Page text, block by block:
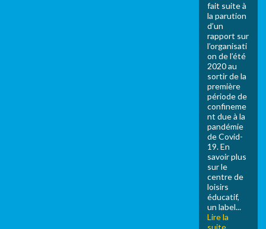
fait suite à
la parution
d’un
rapport sur
l’organisati
on de l’été
2020 au
sortir de la
première
période de
confineme
nt due à la
pandémie
de Covid-
19. En
savoir plus
sur le
centre de
loisirs
éducatif,
un label...
Lire la
suite